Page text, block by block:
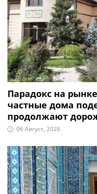
Парадокс на
частные дома
продолжают
06 Август, 2026